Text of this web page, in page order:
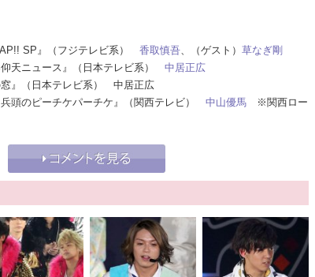
SP』（フジテレビ系） 香取慎吾、（ゲスト） 草なぎ剛
天ニュース』（日本テレビ系） 中居正広
』（日本テレビ系） 中居正広
頭のピーチケパーチケ』（関西テレビ） 中山優馬 ※関西ロー